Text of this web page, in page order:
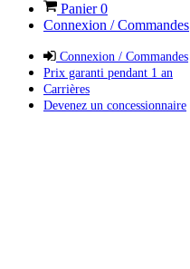
Panier0
Connexion / Commandes
Connexion / Commandes
Prix garanti pendant 1 an
Carrières
Devenez un concessionnaire